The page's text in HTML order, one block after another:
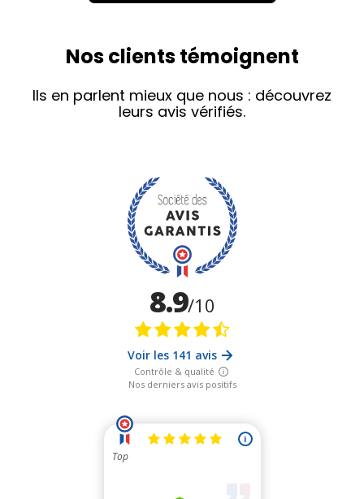
Nos clients témoignent
Ils en parlent mieux que nous : découvrez
leurs avis vérifiés.